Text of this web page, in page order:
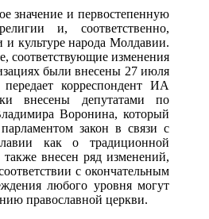
значение и первостепенную
и, соответственно,
культуре народа Молдавии.
соответствующие изменения
были внесены 27 июля
корреспондент ИА
внесены депутатами по
Воронина, который
закон в связи с
как о традиционной
внесен ряд изменений,
с окончательным
любого уровня могут
православной церкви.